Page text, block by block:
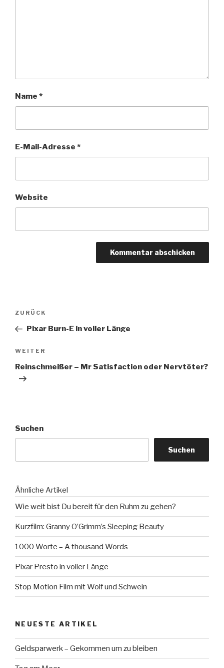
Name *
E-Mail-Adresse *
Website
Beitragsnavigation
Vorheriger
Beitrag
ZURÜCK
Pixar Burn-E in voller Länge
Nächster
Beitrag
WEITER
Reinschmeißer – Mr Satisfaction oder Nervtöter?
Suchen
Suchen
Ähnliche Artikel
Wie weit bist Du bereit für den Ruhm zu gehen?
Kurzfilm: Granny O’Grimm’s Sleeping Beauty
1000 Worte – A thousand Words
Pixar Presto in voller Länge
Stop Motion Film mit Wolf und Schwein
NEUESTE ARTIKEL
Geldsparwerk – Gekommen um zu bleiben